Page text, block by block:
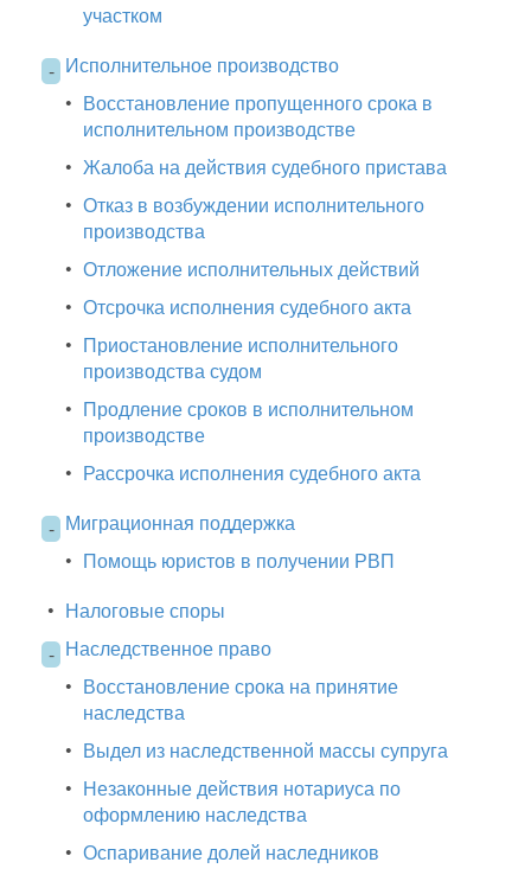
участком
- Исполнительное производство
• Восстановление пропущенного срока в
исполнительном производстве
• Жалоба на действия судебного пристава
• Отказ в возбуждении исполнительного
производства
• Отложение исполнительных действий
• Отсрочка исполнения судебного акта
• Приостановление исполнительного
производства судом
• Продление сроков в исполнительном
производстве
• Рассрочка исполнения судебного акта
- Миграционная поддержка
• Помощь юристов в получении РВП
• Налоговые споры
- Наследственное право
• Восстановление срока на принятие
наследства
• Выдел из наследственной массы супруга
• Незаконные действия нотариуса по
оформлению наследства
• Оспаривание долей наследников